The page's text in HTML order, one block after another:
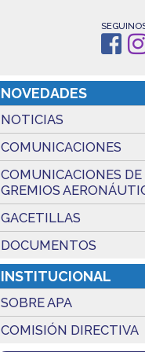
NOVEDADES
NOTICIAS
COMUNICACIONES
COMUNICACIONES DE
GREMIOS
GACETILLAS
DOCUMENTOS
INSTITUCIONAL
SOBRE APA
COMISIÓN DIRECTIVA